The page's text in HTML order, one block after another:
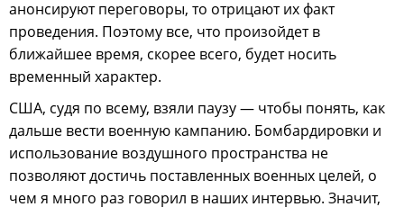
анонсируют переговоры, то отрицают их факт
проведения. Поэтому все, что произойдет в
ближайшее время, скорее всего, будет носить
временный характер.
США, судя по всему, взяли паузу — чтобы понять, как
дальше вести военную кампанию. Бомбардировки и
использование воздушного пространства не
позволяют достичь поставленных военных целей, о
чем я много раз говорил в наших интервью. Значит,